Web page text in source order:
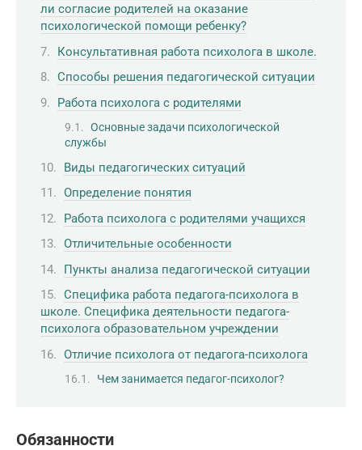
ли согласие родителей на оказание
психологической помощи ребенку?
Консультативная работа психолога в школе.
Способы решения педагогической ситуации
Работа психолога с родителями
Основные задачи психологической
службы
Виды педагогических ситуаций
Определение понятия
Работа психолога с родителями учащихся
Отличительные особенности
Пункты анализа педагогической ситуации
Специфика работа педагога-психолога в
школе. Специфика деятельности педагога-
психолога образовательном учреждении
Отличие психолога от педагога-психолога
Чем занимается педагог-психолог?
Обязанности